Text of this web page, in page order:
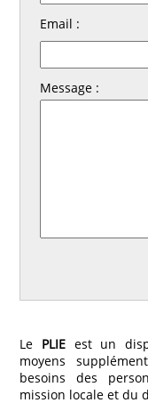
Email :
Message :
Le PLIEest un
moyens
besoins des
mission locale et du